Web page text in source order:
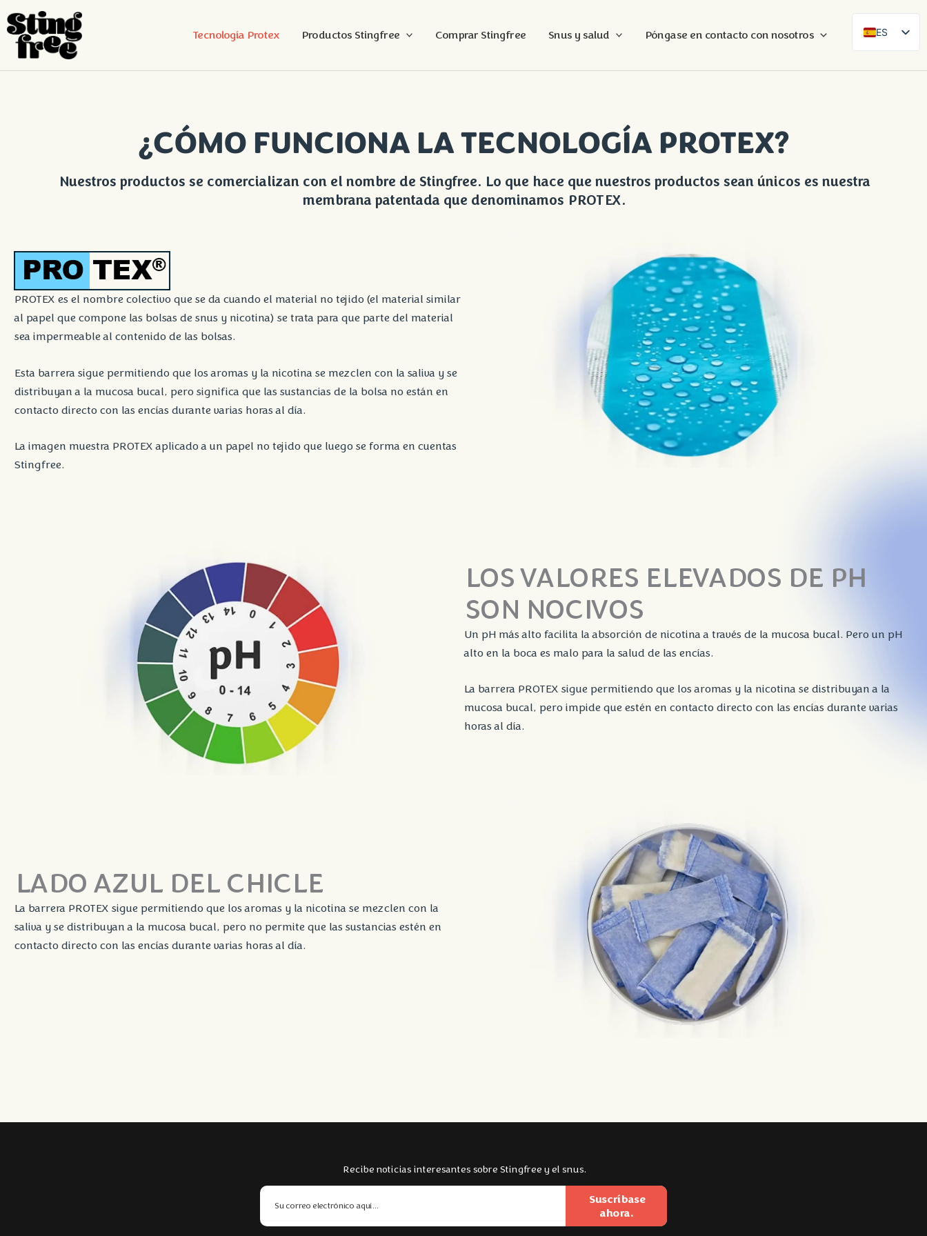
Tecnología Protex Productos Stingfree Comprar Stingfree Snus y salud Póngase en contacto con nosotros
ES
¿CÓMO FUNCIONA LA TECNOLOGÍA PROTEX?
Nuestros productos se comercializan con el nombre de Stingfree. Lo que hace que nuestros productos sean únicos es nuestra
membrana patentada que denominamos PROTEX.
PROTEX es el nombre colectivo que se da cuando el material no tejido (el material similar
al papel que compone las bolsas de snus y nicotina) se trata para que parte del material
sea impermeable al contenido de las bolsas.
Esta barrera sigue permitiendo que los aromas y la nicotina se mezclen con la saliva y se
distribuyan a la mucosa bucal, pero significa que las sustancias de la bolsa no están en
contacto directo con las encías durante varias horas al día.
La imagen muestra PROTEX aplicado a un papel no tejido que luego se forma en cuentas
Stingfree.
LOS VALORES ELEVADOS DE PH
SON NOCIVOS
Un pH más alto facilita la absorción de nicotina a través de la mucosa bucal. Pero un pH
alto en la boca es malo para la salud de las encías.
La barrera PROTEX sigue permitiendo que los aromas y la nicotina se distribuyan a la
mucosa bucal, pero impide que estén en contacto directo con las encías durante varias
horas al día.
LADO AZUL DEL CHICLE
La barrera PROTEX sigue permitiendo que los aromas y la nicotina se mezclen con la
saliva y se distribuyan a la mucosa bucal, pero no permite que las sustancias estén en
contacto directo con las encías durante varias horas al día.
Recibe noticias interesantes sobre Stingfree y el snus.
Suscríbase
ahora.